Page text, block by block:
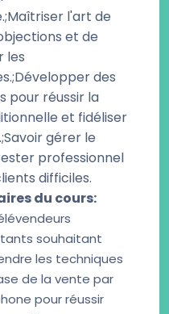
l'art de
et de
les
des
pour réussir la
et fidéliser
gérer le
professionnel
difficiles.
du cours:
souhaitant
les techniques
de la vente par
pour réussir